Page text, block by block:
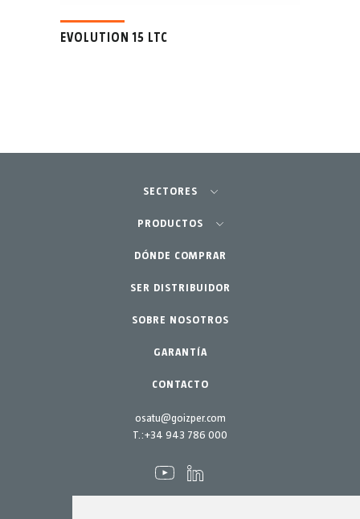
EVOLUTION 15 LTC
osatu@goizper.com
T.:+34 943 786 000
SECTORES
Agricultura-Huerta
Jardinería profesional
Jardín-Hogar
PRODUCTOS
Equipos
Accesorios
Repuestos
Kits mantenimiento
DÓNDE COMPRAR
SER DISTRIBUIDOR
SOBRE NOSOTROS
GARANTÍA
CONTACTO